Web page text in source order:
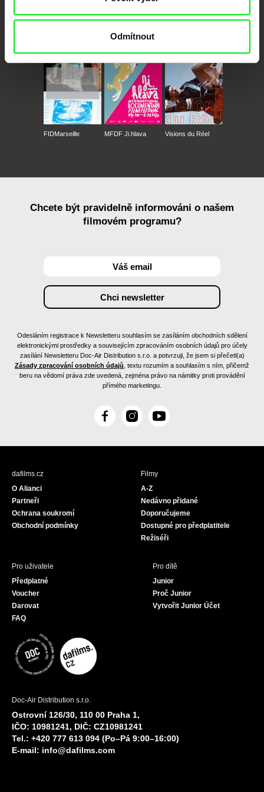
Odmítnout
CPH:DOX Doclisboa
Millennium Docs
DOK Leipzig
FIDMarseille MFDF Ji.hlava Visions du Réel
Chcete být pravidelně informováni o našem
filmovém programu?
Odesláním registrace k Newsletteru souhlasím se zasíláním obchodních sdělení
elektronickými prostředky a souvisejícím zpracováním osobních údajů pro účely
zasílání Newsletteru Doc-Air Distribution s.r.o. a potvrzuji, že jsem si přečetl(a)
Zásady zpracování osobních údajů , textu rozumím a souhlasím s ním, přičemž
beru na vědomí práva zde uvedená, zejména právo na námitky proti provádění
přímého marketingu.
F
c
I
s
Y
u
dafilms.cz
O Alianci
Partneři
Ochrana soukromí
Obchodní podmínky
Filmy
A-Z
Nedávno přidané
Doporučujeme
Dostupné pro předplatitele
Režiséři
Pro uživatele
Předplatné
Voucher
Darovat
FAQ
Pro dítě
Junior
Proč Junior
Vytvořit Junior Účet
Doc-Air Distribution s.r.o.
Ostrovní 126/30, 110 00 Praha 1,
IČO: 10981241, DIČ: CZ10981241
Tel.: +420 777 613 094 (Po–Pá 9:00–16:00)
E-mail: info@dafilms.com